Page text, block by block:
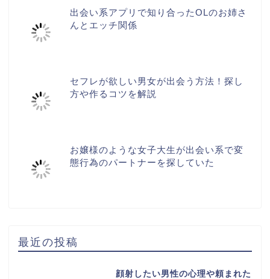
出会い系アプリで知り合ったOLのお姉さ
んとエッチ関係
セフレが欲しい男女が出会う方法！探し
方や作るコツを解説
お嬢様のような女子大生が出会い系で変
態行為のパートナーを探していた
最近の投稿
顔射したい男性の心理や頼まれた